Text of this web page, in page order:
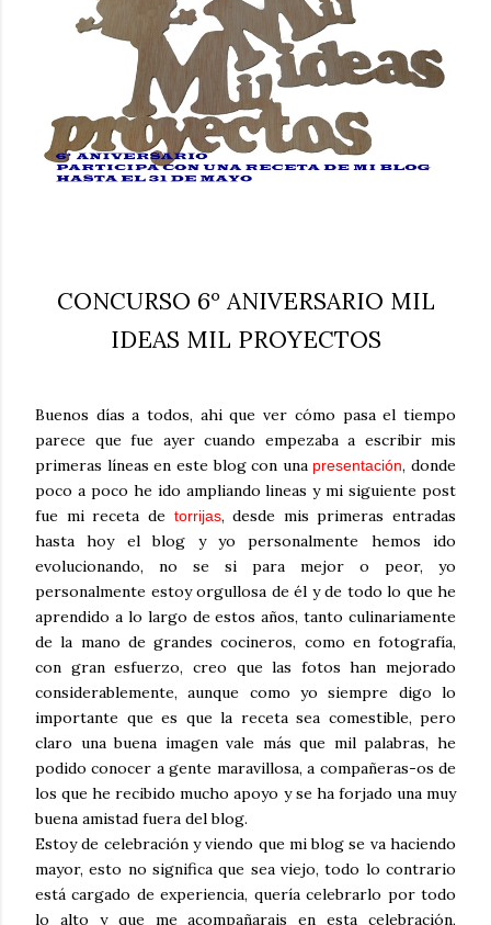
CONCURSO 6º ANIVERSARIO MIL
IDEAS MIL PROYECTOS
Buenos días a todos, ahi que ver cómo pasa el tiempo
parece que fue ayer cuando empezaba a escribir mis
primeras líneas en este blog con una presentación, donde
poco a poco he ido ampliando lineas y mi siguiente post
fue mi receta de torrijas, desde mis primeras entradas
hasta hoy el blog y yo personalmente hemos ido
evolucionando, no se si para mejor o peor, yo
personalmente estoy orgullosa de él y de todo lo que he
aprendido a lo largo de estos años, tanto culinariamente
de la mano de grandes cocineros, como en fotografía,
con gran esfuerzo, creo que las fotos han mejorado
considerablemente, aunque como yo siempre digo lo
importante que es que la receta sea comestible, pero
claro una buena imagen vale más que mil palabras, he
podido conocer a gente maravillosa, a compañeras-os de
los que he recibido mucho apoyo y se ha forjado una muy
buena amistad fuera del blog.
Estoy de celebración y viendo que mi blog se va haciendo
mayor, esto no significa que sea viejo, todo lo contrario
está cargado de experiencia, quería celebrarlo por todo
lo alto y que me acompañarais en esta celebración,